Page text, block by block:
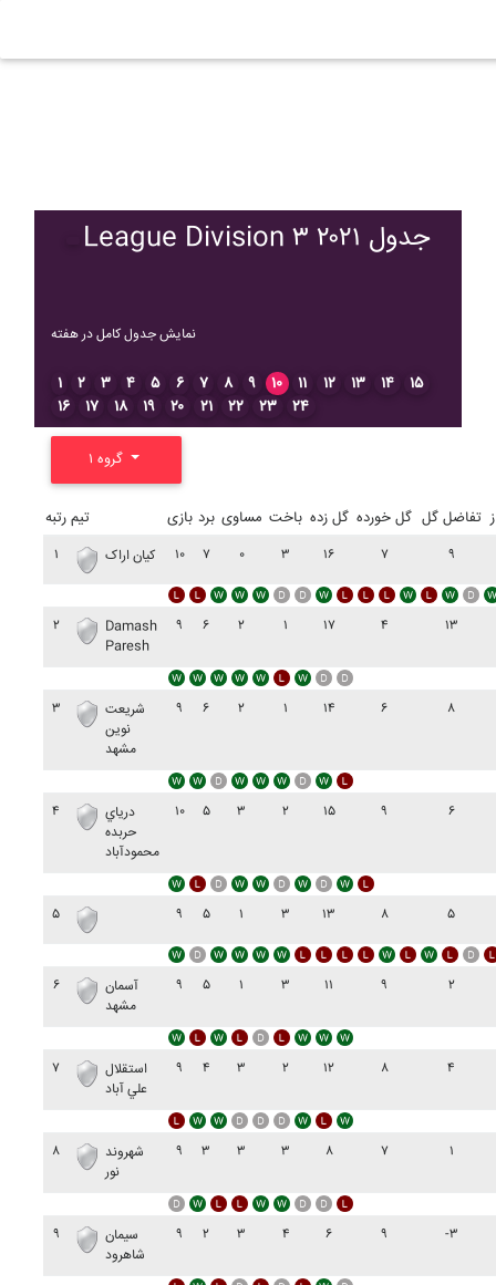
League Division ۳ ۲۰۲۱ جدول
نمایش جدول کامل در هفته
۱ ۲ ۳ ۴ ۵ ۶ ۷ ۸ ۹ ۱۰ ۱۱ ۱۲ ۱۳ ۱۴
۱۵
۱۶
۱۷ ۱۸ ۱۹ ۲۰ ۲۱ ۲۲ ۲۳ ۲۴
رتبه تیم بازی برد مساوی باخت گل زده گل خورده تفاضل گل
۱ کيان اراک ۱۰ ۷ ۰ ۳ ۱۶ ۷ ۹
۲
Damash
Paresh
۹ ۶ ۲ ۱ ۱۷ ۴ ۱۳
۳
شريعت
نوين
مشهد
۹ ۶ ۲ ۱ ۱۴ ۶ ۸
۴
درياي
حربده
محمودآباد
۱۰ ۵ ۳ ۲ ۱۵ ۹ ۶
۵ ۹ ۵ ۱ ۳ ۱۳ ۸ ۵
۶
آسمان
مشهد
۹ ۵ ۱ ۳ ۱۱ ۹ ۲
۷
استقلال
علي آباد
۹ ۴ ۳ ۲ ۱۲ ۸ ۴
۸
شهروند
نور
۹ ۳ ۳ ۳ ۸ ۷ ۱
۹
سيمان
شاهرود
۹ ۲ ۳ ۴ ۶ ۹ -۳